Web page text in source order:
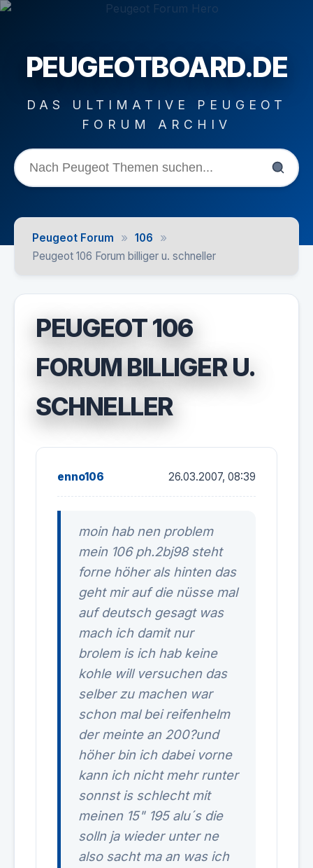
PEUGEOTBOARD.DE
DAS ULTIMATIVE PEUGEOT
FORUM ARCHIV
Peugeot Forum » 106 »
Peugeot 106 Forum billiger u. schneller
PEUGEOT 106
FORUM BILLIGER U.
SCHNELLER
enno106 26.03.2007, 08:39
moin hab nen problem
mein 106 ph.2bj98 steht
forne höher als hinten das
geht mir auf die nüsse mal
auf deutsch gesagt was
mach ich damit nur
brolem is ich hab keine
kohle will versuchen das
selber zu machen war
schon mal bei reifenhelm
der meinte an 200?und
höher bin ich dabei vorne
kann ich nicht mehr runter
sonnst is schlecht mit
meinen 15" 195 alu´s die
solln ja wieder unter ne
also sacht ma an was ich